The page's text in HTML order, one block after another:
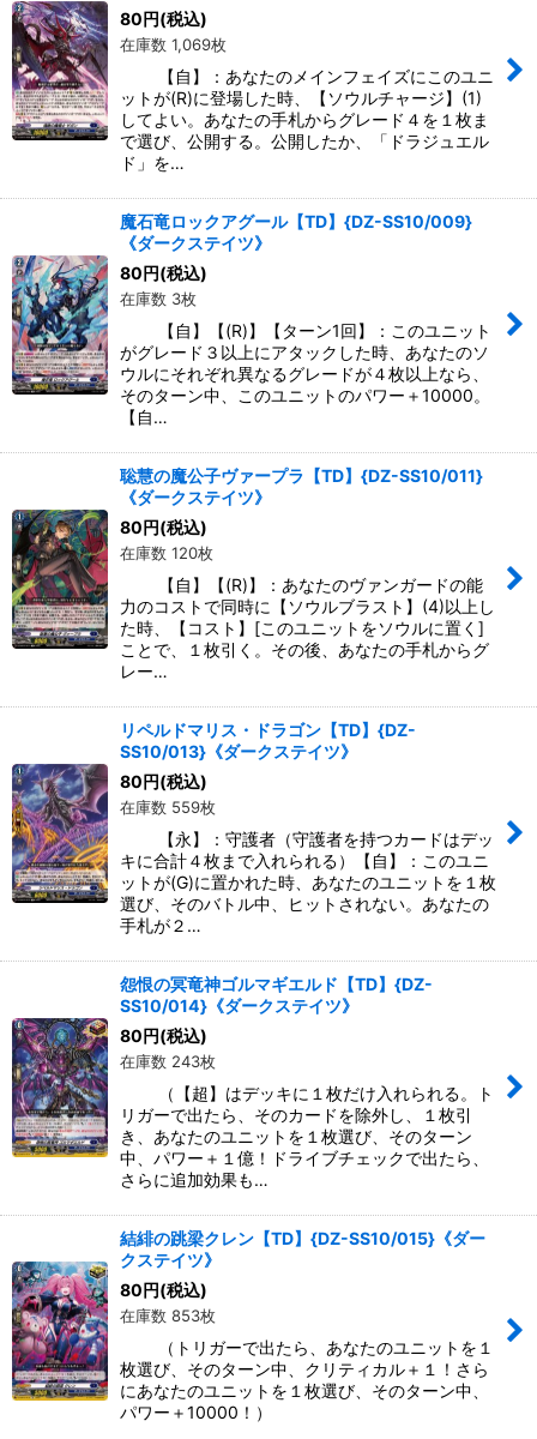
80円(税込)
在庫数 1,069枚
【自】：あなたのメインフェイズにこのユニ
ットが(R)に登場した時、【ソウルチャージ】(1)
してよい。あなたの手札からグレード４を１枚ま
で選び、公開する。公開したか、「ドラジュエル
ド」を…
魔石竜ロックアグール【TD】{DZ-SS10/009}
《ダークステイツ》
80円(税込)
在庫数 3枚
【自】【(R)】【ターン1回】：このユニット
がグレード３以上にアタックした時、あなたのソ
ウルにそれぞれ異なるグレードが４枚以上なら、
そのターン中、このユニットのパワー＋10000。
【自…
聡慧の魔公子ヴァープラ【TD】{DZ-SS10/011}
《ダークステイツ》
80円(税込)
在庫数 120枚
【自】【(R)】：あなたのヴァンガードの能
力のコストで同時に【ソウルブラスト】(4)以上し
た時、【コスト】[このユニットをソウルに置く]
ことで、１枚引く。その後、あなたの手札からグ
レー…
リペルドマリス・ドラゴン【TD】{DZ-
SS10/013}《ダークステイツ》
80円(税込)
在庫数 559枚
【永】：守護者（守護者を持つカードはデッ
キに合計４枚まで入れられる）【自】：このユニ
ットが(G)に置かれた時、あなたのユニットを１枚
選び、そのバトル中、ヒットされない。あなたの
手札が２…
怨恨の冥竜神ゴルマギエルド【TD】{DZ-
SS10/014}《ダークステイツ》
80円(税込)
在庫数 243枚
（【超】はデッキに１枚だけ入れられる。ト
リガーで出たら、そのカードを除外し、１枚引
き、あなたのユニットを１枚選び、そのターン
中、パワー＋１億！ドライブチェックで出たら、
さらに追加効果も…
結緋の跳梁クレン【TD】{DZ-SS10/015}《ダー
クステイツ》
80円(税込)
在庫数 853枚
（トリガーで出たら、あなたのユニットを１
枚選び、そのターン中、クリティカル＋１！さら
にあなたのユニットを１枚選び、そのターン中、
パワー＋10000！）